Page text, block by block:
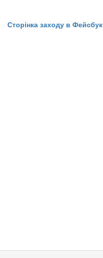
Сторінка заходу в Фейсбук